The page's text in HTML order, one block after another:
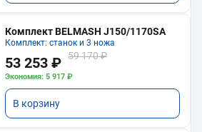
Комплект BELMASH J150/1170SA
Комплект: станок и 3 ножа
53 253 ₽ 59 170 ₽
Экономия: 5 917 ₽
В корзину